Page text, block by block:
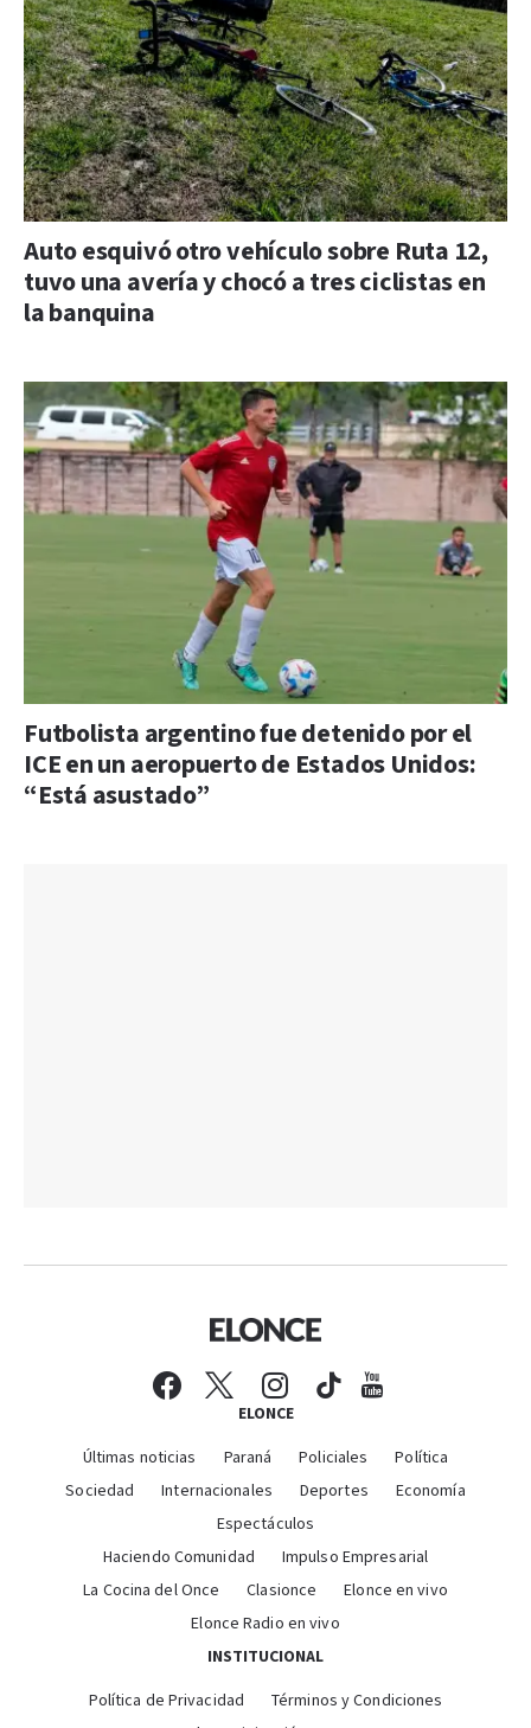
Auto esquivó otro vehículo sobre Ruta 12,
tuvo una avería y chocó a tres ciclistas en
la banquina
Futbolista argentino fue detenido por el
ICE en un aeropuerto de Estados Unidos:
“Está asustado”
ELONCE
Últimas noticias Paraná Policiales
Política
Sociedad
Internacionales Deportes
Economía
Espectáculos
Haciendo Comunidad
Impulso Empresarial
La Cocina del Once
Clasionce
Elonce en vivo
Elonce Radio en vivo
INSTITUCIONAL
Política de Privacidad
Términos y Condiciones